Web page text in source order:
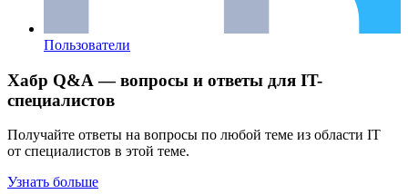
Пользователи
Хабр Q&A — вопросы и ответы для IT-
специалистов
Получайте ответы на вопросы по любой теме из области IT
от специалистов в этой теме.
Узнать больше